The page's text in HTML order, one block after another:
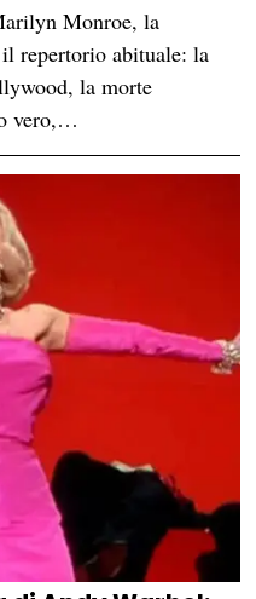
Monroe, la
repertorio abituale: la
la morte
vero,…